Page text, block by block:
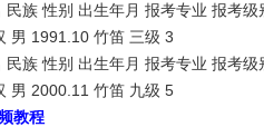
性别 出生年月 报考专业 报考级
1991.10 竹笛 三级 3
性别 出生年月 报考专业 报考级
2000.11 竹笛 九级 5
教程